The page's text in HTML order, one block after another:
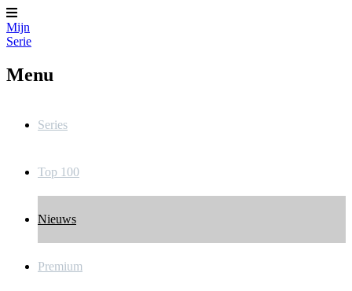
Mijn
Serie
Menu
Series
Top 100
Nieuws
Premium